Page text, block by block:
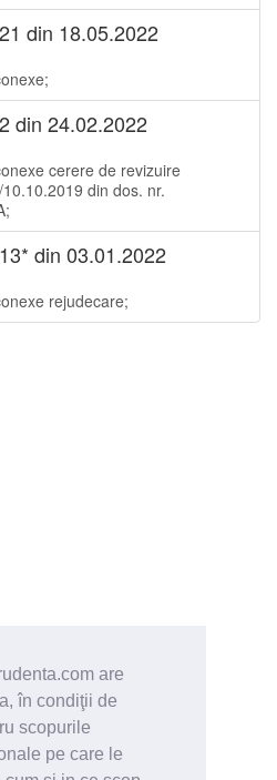
are
în condiţii de
scopurile
pe care le
din 18.05.2022
din 24.02.2022
cerere de revizuire
din dos. nr.
din 03.01.2022
rejudecare;